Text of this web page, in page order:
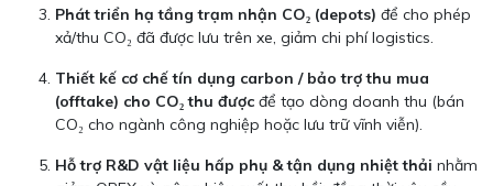
Phát triển hạ tầng trạm nhận CO₂ (depots) để cho phép
xả/thu CO₂ đã được lưu trên xe, giảm chi phí logistics.
Thiết kế cơ chế tín dụng carbon / bảo trợ thu mua
(offtake) cho CO₂ thu được để tạo dòng doanh thu (bán
CO₂ cho ngành công nghiệp hoặc lưu trữ vĩnh viễn).
Hỗ trợ R&D vật liệu hấp phụ & tận dụng nhiệt thải nhằm